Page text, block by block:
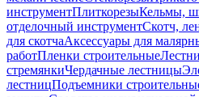
инструментПлиткорезыКельмы,
отделочный инструментСкотч,
для скотчаАксессуары для
работПленки строительные
стремянкиЧердачные лестницы
лестницПодъемники